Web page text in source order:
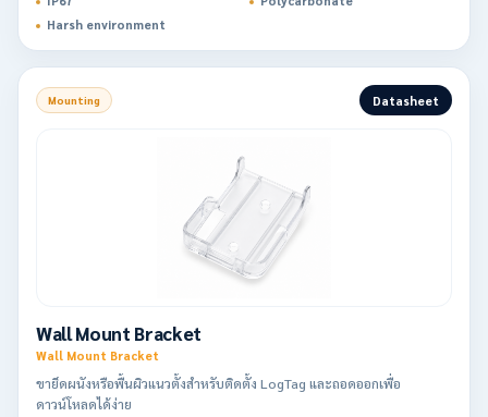
Harsh environment
Mounting Datasheet
Wall Mount Bracket
Wall Mount Bracket
ขายึดผนังหรือพื้นผิวแนวตั้งสำหรับติดตั้ง LogTag และถอดออกเพื่อ
ดาวน์โหลดได้ง่าย